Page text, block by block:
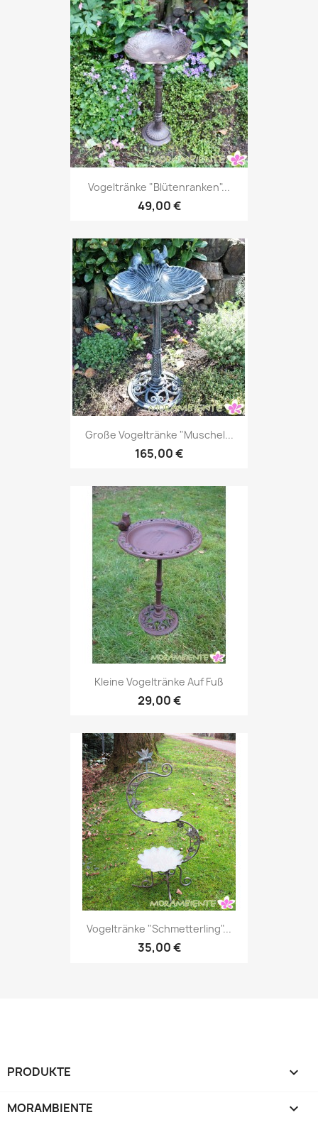
Vogeltränke "Blütenranken"...
49,00 €
Große Vogeltränke "Muschel...
165,00 €
Kleine Vogeltränke Auf Fuß
29,00 €
Vogeltränke "Schmetterling"...
35,00 €
PRODUKTE 
MORAMBIENTE 